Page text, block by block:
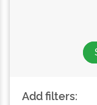
Add filters: